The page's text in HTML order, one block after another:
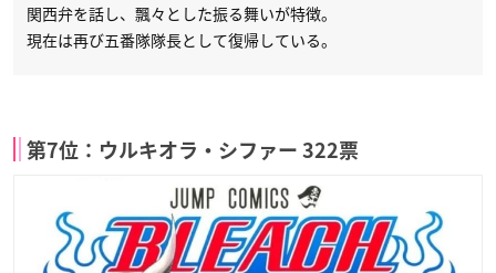
関西弁を話し、飄々とした振る舞いが特徴。
現在は再び五番隊隊長として復帰している。
第7位：ウルキオラ・シファー 322票